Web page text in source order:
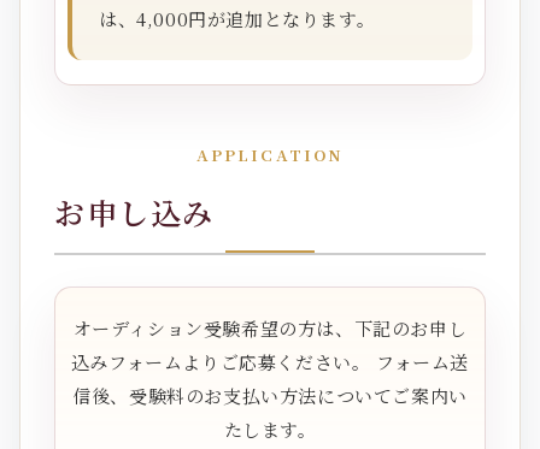
は、4,000円が追加となります。
APPLICATION
お申し込み
オーディション受験希望の方は、下記のお申し
込みフォームよりご応募ください。 フォーム送
信後、受験料のお支払い方法についてご案内い
たします。